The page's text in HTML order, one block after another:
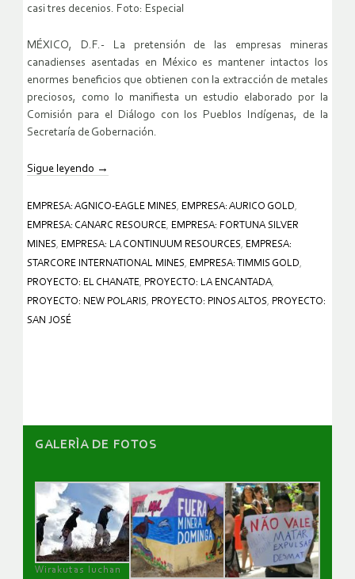
casi tres decenios. Foto: Especial
MÉXICO, D.F.- La pretensión de las empresas mineras
canadienses asentadas en México es mantener intactos los
enormes beneficios que obtienen con la extracción de metales
preciosos, como lo manifiesta un estudio elaborado por la
Comisión para el Diálogo con los Pueblos Indígenas, de la
Secretaría de Gobernación.
Sigue leyendo →
EMPRESA: AGNICO-EAGLE MINES, EMPRESA: AURICO GOLD,
EMPRESA: CANARC RESOURCE, EMPRESA: FORTUNA SILVER
MINES, EMPRESA: LA CONTINUUM RESOURCES, EMPRESA:
STARCORE INTERNATIONAL MINES, EMPRESA: TIMMIS GOLD,
PROYECTO: EL CHANATE, PROYECTO: LA ENCANTADA,
PROYECTO: NEW POLARIS, PROYECTO: PINOS ALTOS, PROYECTO:
SAN JOSÉ
GALERÌA DE FOTOS
Wirakutas luchan